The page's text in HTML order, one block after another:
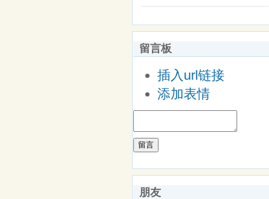
留言板
插入url链接
添加表情
留言
朋友